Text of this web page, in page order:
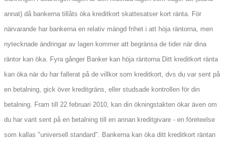
annat) då bankerna tillåts öka kreditkort skattesatser kort ränta. För
närvarande har bankerna en relativ mängd frihet i att höja räntorna, men
nytecknade ändringar av lagen kommer att begränsa de tider när dina
räntor kan öka. Fyra gånger Banker kan höja räntorna Ditt kreditkort ränta
kan öka när du har fallerat på de villkor som kreditkort, dvs du var sent på
en betalning, gick över kreditgräns, eller studsade kontrollen för din
betalning. Fram till 22 februari 2010, kan din ökningstakten ökar även om
du har varit sent på en betalning till en annan kreditgivare - en företeelse
som kallas "universell standard". Bankerna kan öka ditt kreditkort räntan